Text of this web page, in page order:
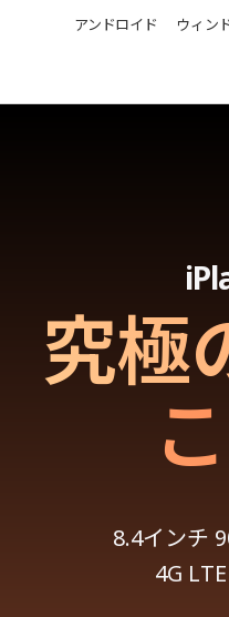
アンドロイド ウィン
究極
8.4インチ
4G